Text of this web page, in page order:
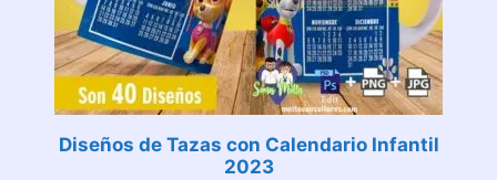
Diseños de Tazas con Calendario Infantil
2023